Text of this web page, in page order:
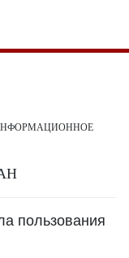
пользования